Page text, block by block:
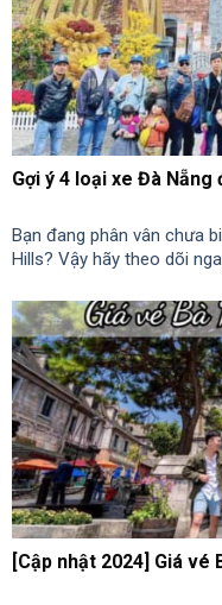
Gợi ý 4 loại xe Đà Nẵng
Bạn đang phân vân chưa
Hills? Vậy hãy theo dõi
[Cập nhật 2024] Giá vé